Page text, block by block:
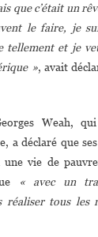
que c’était un
le faire, je
tellement et je
», avait
Weah,
a déclaré que
vie de
« avec un
réaliser tous les